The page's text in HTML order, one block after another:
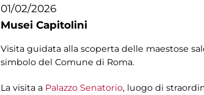
01/02/2026
Musei Capitolini
Visita guidata alla scoperta delle maestose
simbolo del Comune di Roma.
La visita a Palazzo Senatorio, luogo di